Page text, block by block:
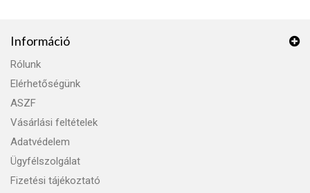
Információ
Rólunk
Elérhetőségünk
ASZF
Vásárlási feltételek
Adatvédelem
Ügyfélszolgálat
Fizetési tájékoztató